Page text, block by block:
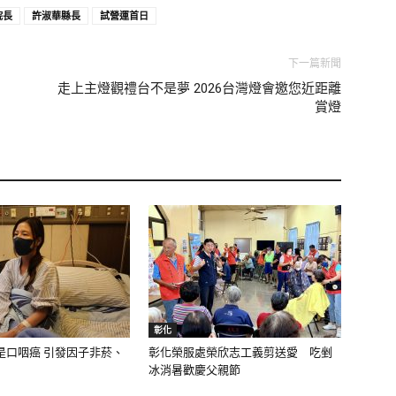
長 許淑華縣長 試營運首日
下一篇新聞
走上主燈觀禮台不是夢 2026台灣燈會邀您近距離
賞燈
口咽癌 引發因子非菸、
彰化
彰化榮服處榮欣志工義剪送愛 吃剉
冰消暑歡慶父親節